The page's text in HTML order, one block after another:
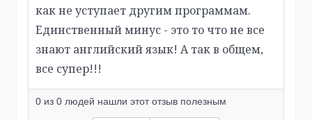
как не уступает другим программам.
Единственный минус - это то что не все
знают английский язык! А так в общем,
все супер!!!
0 из 0 людей нашли этот отзыв полезным